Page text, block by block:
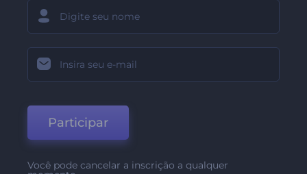
Participar
Você pode cancelar a inscrição a qualquer